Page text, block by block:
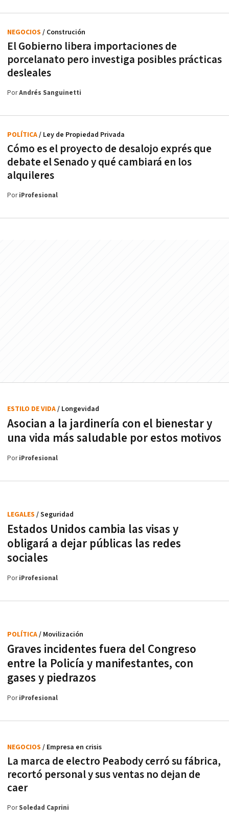
El Gobierno libera importaciones de
porcelanato pero investiga posibles prácticas
desleales
NEGOCIOS / Construción
PorAndrés Sanguinetti
Cómo es el proyecto de desalojo exprés que
debate el Senado y qué cambiará en los
alquileres
POLÍTICA/ Ley de Propiedad Privada
PoriProfesional
Asocian a la jardinería con el bienestar y
una vida más saludable por estos motivos
ESTILO DE VIDA/ Longevidad
PoriProfesional
Estados Unidos cambia las visas y
obligará a dejar públicas las redes
sociales
LEGALES / Seguridad
PoriProfesional
Graves incidentes fuera del Congreso
entre la Policía y manifestantes, con
gases y piedrazos
POLÍTICA/ Movilización
PoriProfesional
La marca de electro Peabody cerró su fábrica,
recortó personal y sus ventas no dejan de
caer
NEGOCIOS / Empresa en crisis
PorSoledad Caprini